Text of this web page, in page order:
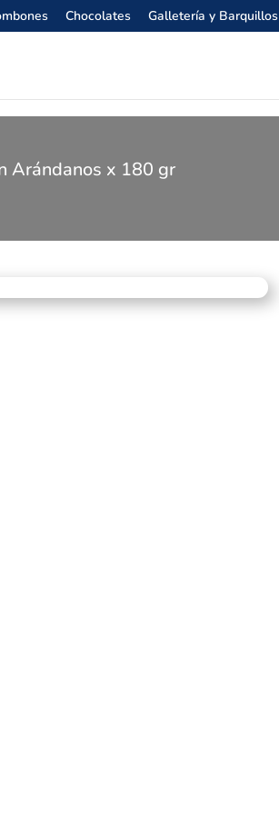
Chocolates Galletería y Barquillos
Arándanos x 180 gr